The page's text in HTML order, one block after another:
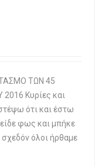
ΤΩΝ 45
Κυρίες και
ότι και έστω
φως και μπήκε
σχεδόν όλοι ήρθαμε